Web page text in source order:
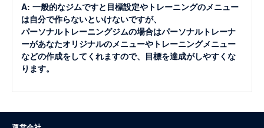
A: 一般的なジムですと目標設定やトレーニングのメニュー
は自分で作らないといけないですが、
パーソナルトレーニングジムの場合はパーソナルトレーナ
ーがあなたオリジナルのメニューやトレーニングメニュー
などの作成をしてくれますので、目標を達成がしやすくな
ります。